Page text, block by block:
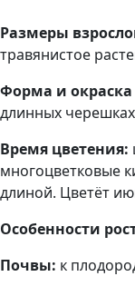
Размеры
травянистое
Форма и окраска
длинных
Время цветения:
многоцветковые
длиной. Цветёт
Особенности
Почвы: к